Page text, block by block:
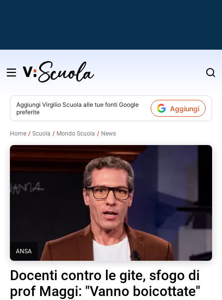
Salta
contenuto
Aggiungi Virgilio Scuola alle tue fonti Google
preferite
Aggiungi
Home Scuola Mondo Scuola News
ANSA
Docenti contro le gite, sfogo di
prof Maggi: "Vanno boicottate"